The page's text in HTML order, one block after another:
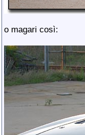
o magari così: